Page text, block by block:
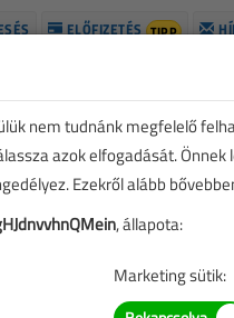
ELŐFIZETÉS TIPP
nem tudnánk megfelelő
azok elfogadását. Önnek
Ezekről alább
, állapota:
Marketing sütik: